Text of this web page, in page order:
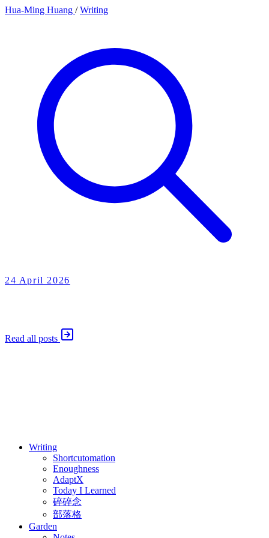
Hua-Ming Huang / Writing
24 April 2026
Read all posts
Writing
Shortcutomation
Enoughness
AdaptX
Today I Learned
碎碎念
部落格
Garden